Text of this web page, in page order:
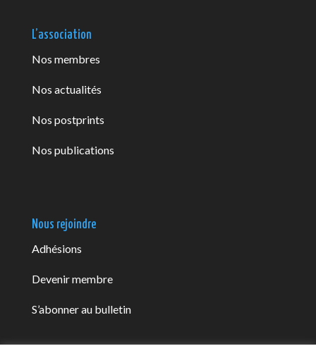
L’association
Nos membres
Nos actualités
Nos postprints
Nos publications
Nous rejoindre
Adhésions
Devenir membre
S’abonner au bulletin